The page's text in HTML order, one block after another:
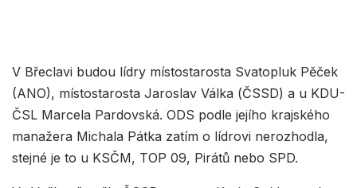
V Břeclavi budou lídry místostarosta Svatopluk Pěček
(ANO), místostarosta Jaroslav Válka (ČSSD) a u KDU-
ČSL Marcela Pardovská. ODS podle jejího krajského
manažera Michala Pátka zatím o lídrovi nerozhodla,
stejné je to u KSČM, TOP 09, Pirátů nebo SPD.